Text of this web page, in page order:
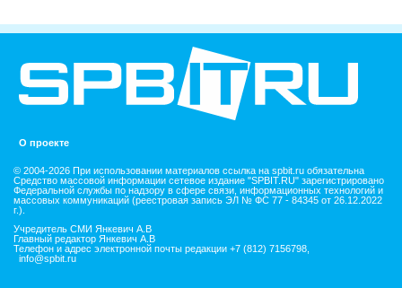
О проекте
© 2004-2026 При использовании материалов ссылка на spbit.ru обязательна
Средство массовой информации сетевое издание "SPBIT.RU" зарегистрировано
Федеральной службы по надзору в сфере связи, информационных технологий и
массовых коммуникаций (реестровая запись ЭЛ № ФС 77 - 84345 от 26.12.2022
г.).
Учредитель СМИ Янкевич А.В
Главный редактор Янкевич А.В
Телефон и адрес электронной почты редакции +7 (812) 7156798,
info@spbit.ru